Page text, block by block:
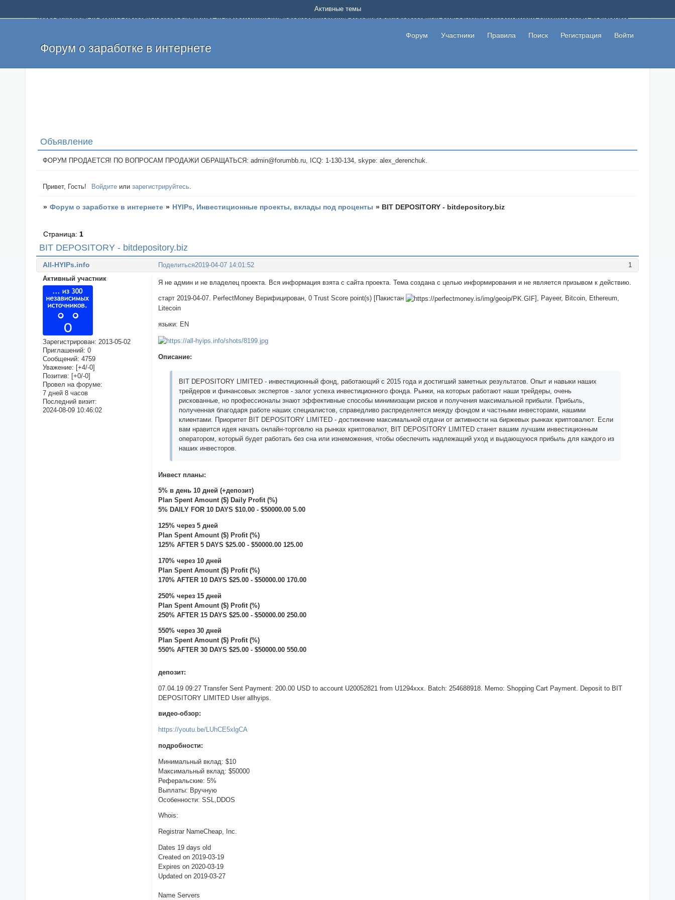
Добро пожаловать на форум о заработке и работе в интернете, на котором можно найти подходящий вариант дополнительной подработки на дому с высоким доходом помимо основной работы, не вкладывая
и оставлять свои отзывы. Если вы знаете, что определенный проект или сайт не платит, то указывайте в теме что это лохотрон, чтобы другие пользователи не попались на развод. Вы сможете начать зарабатывать
легкие деньги без вложений и регистрации уже сегодня. Создавайте новые темы, размещайте объявления со своими пригласительными ссылками и первая прибыль не заставит себя долго ждать.
Форум о заработке в интернете
Форум Участники Правила Поиск Регистрация Войти
Активные темы
Объявление
ФОРУМ ПРОДАЕТСЯ! ПО ВОПРОСАМ ПРОДАЖИ ОБРАЩАТЬСЯ: admin@forumbb.ru, ICQ: 1-130-134, skype: alex_derenchuk.
Привет, Гость! Войдите илизарегистрируйтесь.
» Форум о заработке в интернете » HYIPs, Инвестиционные проекты, вклады под проценты » BIT DEPOSITORY - bitdepository.biz
BIT DEPOSITORY - bitdepository.biz
Страница: 1
Поделиться 1
2019-04-07 14:01:52
All-HYIPs.info
Активный участник
Зарегистрирован: 2013-05-02
Приглашений: 0
Сообщений: 4759
Уважение: [+4/-0]
Позитив: [+0/-0]
Провел на форуме:
7 дней 8 часов
Последний визит:
2024-08-09 10:46:02
Я не админ и не владелец проекта. Вся информация взята с сайта проекта. Тема создана с целью информирования и не является призывом к действию.
старт 2019-04-07. PerfectMoney Верифицирован, 0 Trust Score point(s) [Пакистан
], Payeer, Bitcoin, Ethereum,
Litecoin
языки: EN
Описание:
BIT DEPOSITORY LIMITED - инвестиционный фонд, работающий с 2015 года и достигший заметных результатов. Опыт и навыки наших
трейдеров и финансовых экспертов - залог успеха инвестиционного фонда. Рынки, на которых работают наши трейдеры, очень
рискованные, но профессионалы знают эффективные способы минимизации рисков и получения максимальной прибыли. Прибыль,
полученная благодаря работе наших специалистов, справедливо распределяется между фондом и частными инвесторами, нашими
клиентами. Приоритет BIT DEPOSITORY LIMITED - достижение максимальной отдачи от активности на биржевых рынках криптовалют. Если
вам нравится идея начать онлайн-торговлю на рынках криптовалют, BIT DEPOSITORY LIMITED станет вашим лучшим инвестиционным
оператором, который будет работать без сна или изнеможения, чтобы обеспечить надлежащий уход и выдающуюся прибыль для каждого из
наших инвесторов.
Инвест планы:
5% в день 10 дней (+депозит)
Plan Spent Amount ($) Daily Profit (%)
5% DAILY FOR 10 DAYS $10.00 - $50000.00 5.00
125% через 5 дней
Plan Spent Amount ($) Profit (%)
125% AFTER 5 DAYS $25.00 - $50000.00 125.00
170% через 10 дней
Plan Spent Amount ($) Profit (%)
170% AFTER 10 DAYS $25.00 - $50000.00 170.00
250% через 15 дней
Plan Spent Amount ($) Profit (%)
250% AFTER 15 DAYS $25.00 - $50000.00 250.00
550% через 30 дней
Plan Spent Amount ($) Profit (%)
550% AFTER 30 DAYS $25.00 - $50000.00 550.00
депозит:
07.04.19 09:27 Transfer Sent Payment: 200.00 USD to account U20052821 from U1294xxx. Batch: 254688918. Memo: Shopping Cart Payment. Deposit to BIT
DEPOSITORY LIMITED User allhyips.
видео-обзор:
https://youtu.be/LUhCE5xlgCA
подробности:
Минимальный вклад: $10
Максимальный вклад: $50000
Реферальские: 5%
Выплаты: Вручную
Особенности: SSL,DDOS
Whois:
Registrar NameCheap, Inc.
Dates 19 days old
Created on 2019-03-19
Expires on 2020-03-19
Updated on 2019-03-27
Name Servers